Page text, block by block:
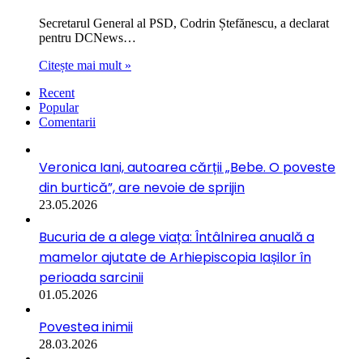
Secretarul General al PSD, Codrin Ștefănescu, a declarat
pentru DCNews…
Citește mai mult »
Recent
Popular
Comentarii
Veronica Iani, autoarea cărții „Bebe. O poveste
din burtică”, are nevoie de sprijin
23.05.2026
Bucuria de a alege viața: Întâlnirea anuală a
mamelor ajutate de Arhiepiscopia Iașilor în
perioada sarcinii
01.05.2026
Povestea inimii
28.03.2026